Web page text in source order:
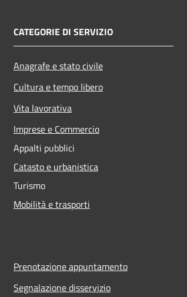
CATEGORIE DI SERVIZIO
Anagrafe e stato civile
Cultura e tempo libero
Vita lavorativa
Imprese e Commercio
Appalti pubblici
Catasto e urbanistica
Turismo
Mobilità e trasporti
Prenotazione appuntamento
Segnalazione disservizio